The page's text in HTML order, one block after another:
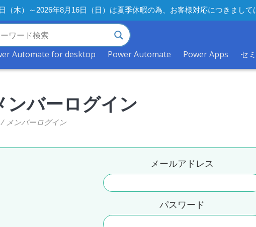
（木）～2026年8月16日（日）は夏季休暇の為、お客様対応につきまし
Automate for desktop Power Automate Power Apps セ
ンバーログイン
/ メンバーログイン
メールアドレス
パスワード